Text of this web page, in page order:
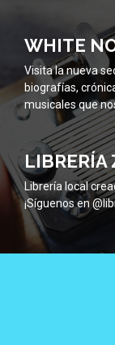
WHITE
Visita la nueva
biografías,
musicales que
LIBRERÍA
Librería local
¡Síguenos en